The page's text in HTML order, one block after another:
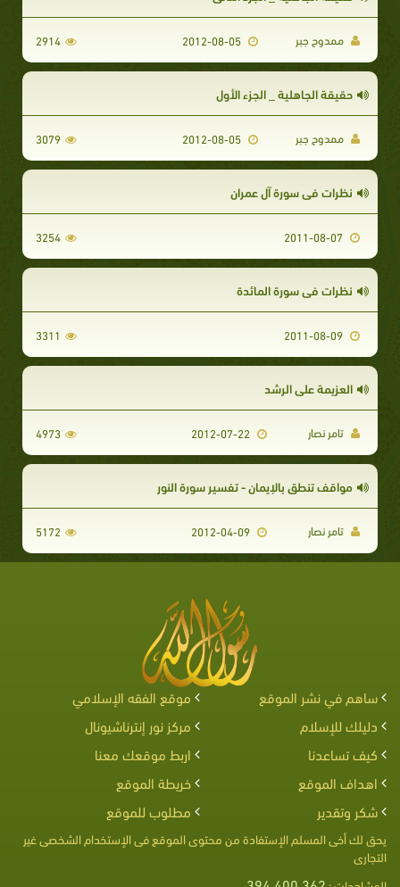
ممدوح جبر 2012-08-05
2914
حقيقة الجاهلية _ الجزء الأول
ممدوح جبر 2012-08-05
3079
نظرات في سورة آل عمران
3254
نظرات في سورة المائدة
3311
العزيمة على الرشد
تامر نصار 4973
مواقف تنطق بالإيمان - تفسير سورة النور
تامر نصار 5172
ساهم في نشر الموقع
موقع الفقه الإسلامي
دليلك للإسلام
مركز نور إنترناشيونال
كيف تساعدنا
اربط موقعك معنا
اهداف الموقع
خريطة الموقع
شكر وتقدير
مطلوب للموقع
يحق لك أخى المسلم الإستفادة من محتوى الموقع فى الإستخدام الشخصى غير
التجارى